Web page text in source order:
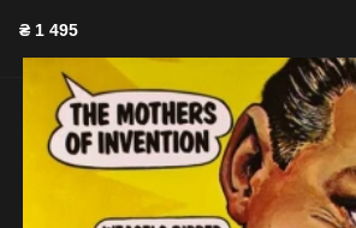
₴ 1 495